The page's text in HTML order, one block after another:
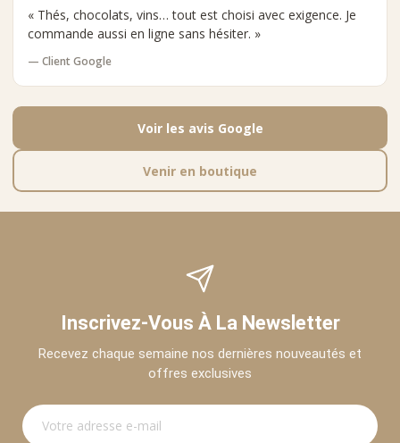
« Thés, chocolats, vins… tout est choisi avec exigence. Je
commande aussi en ligne sans hésiter. »
— Client Google
Voir les avis Google
Venir en boutique
Inscrivez-Vous À La Newsletter
Recevez chaque semaine nos dernières nouveautés et
offres exclusives